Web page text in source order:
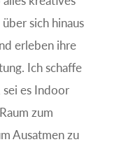
sich hinaus
erleben ihre
Ich schaffe
es Indoor
zum
Ausatmen zu